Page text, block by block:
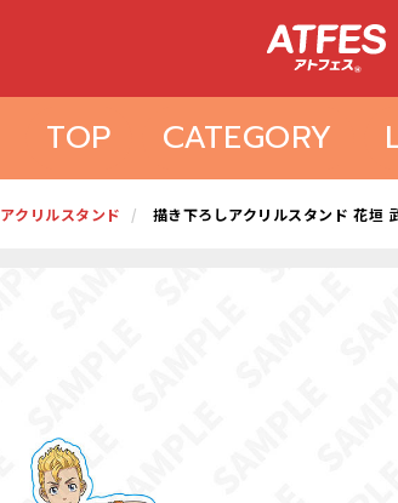
TOP CATEGORY
アクリルスタンド 描き下ろしアクリルスタンド 花垣